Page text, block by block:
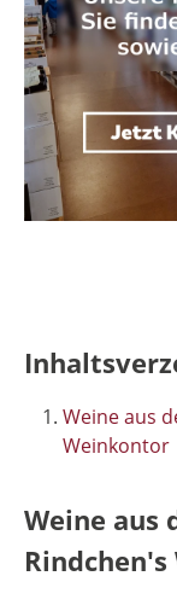
Weine aus
Weinkontor
Weine aus